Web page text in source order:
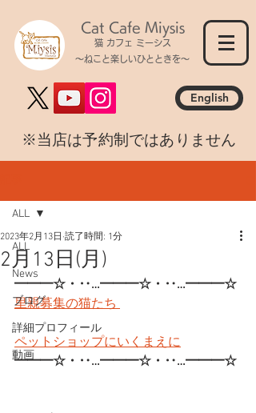
Cat Cafe Miysis
猫 カフェ ミーシス
～ねこと楽しいひとときを～
English
​※当店は予約制ではありません
ALL
News
ブログ
詳細プロフィール
動画
ALL
2月13日(月)
2023年2月13日 読了時間: 1分
━━━☆・‥…━━━☆・‥…━━━☆
里親募集の猫たち
ペットショップにいくまえに
━━━☆・‥…━━━☆・‥…━━━☆